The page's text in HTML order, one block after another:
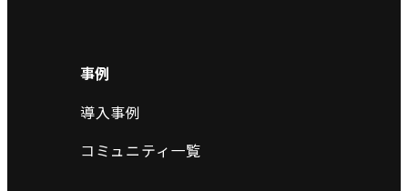
事例
導入事例
コミュニティ一覧